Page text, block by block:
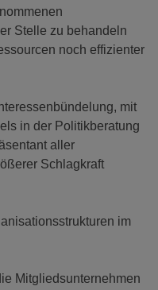
Stelle zu behandeln
noch effizienter
mit
in der Politikberatung
aller
Schlagkraft
im
Mitgliedsunternehmen